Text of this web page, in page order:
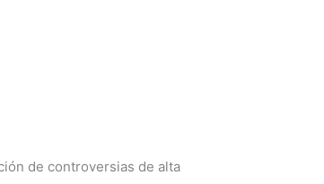
de controversias de alta